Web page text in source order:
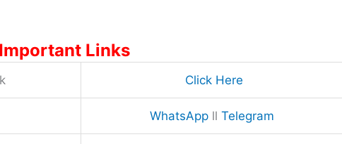
Important Links
Click Here
WhatsApp ll Telegram